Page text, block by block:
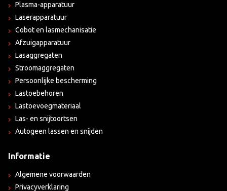
Plasma-apparatuur
Laserapparatuur
Cobot en lasmechanisatie
Afzuigapparatuur
Lasaggregaten
Stroomaggregaten
Persoonlijke bescherming
Lastoebehoren
Lastoevoegmateriaal
Las- en snijtoortsen
Autogeen lassen en snijden
Informatie
Algemene voorwaarden
Privacyverklaring